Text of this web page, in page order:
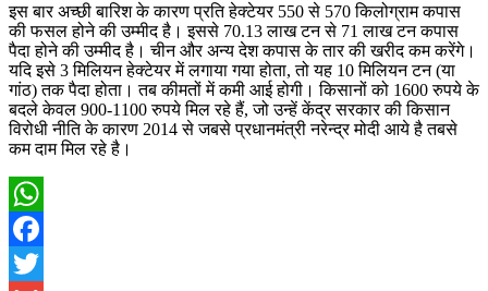
इस बार अच्छी बारिश के कारण प्रति हेक्टेयर 550 से 570 किलोग्राम कपास
की फसल होने की उम्मीद है। इससे 70.13 लाख टन से 71 लाख टन कपास
पैदा होने की उम्मीद है। चीन और अन्य देश कपास के तार की खरीद कम करेंगे।
यदि इसे 3 मिलियन हेक्टेयर में लगाया गया होता, तो यह 10 मिलियन टन (या
गांठ) तक पैदा होता। तब कीमतों में कमी आई होगी। किसानों को 1600 रुपये के
बदले केवल 900-1100 रुपये मिल रहे हैं, जो उन्हें केंद्र सरकार की किसान
विरोधी नीति के कारण 2014 से जबसे प्रधानमंत्री नरेन्द्र मोदी आये है तबसे
कम दाम मिल रहे है।
WhatsApp
Facebook